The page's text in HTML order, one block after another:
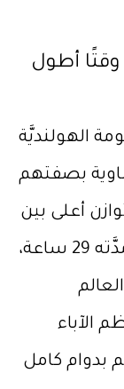
وقتًا أطول
الحكومة الهولنديَّة
بصفتهم
أعلى بين
العمل والحياة, ومع أسبوع عمل مدَّته 29 ساعة،
الآباء
بدوام كامل